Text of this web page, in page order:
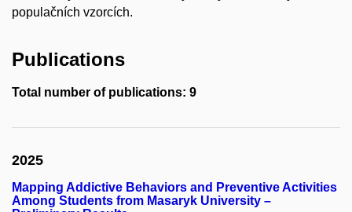
populačních vzorcích.
Publications
Total number of publications: 9
2025
Mapping Addictive Behaviors and Preventive Activities
Among Students from Masaryk University –